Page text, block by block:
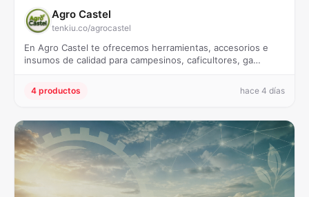
Agro Castel
tenkiu.co/agrocastel
En Agro Castel te ofrecemos herramientas, accesorios e
insumos de calidad para campesinos, caficultores, ga…
4 productos hace 4 días